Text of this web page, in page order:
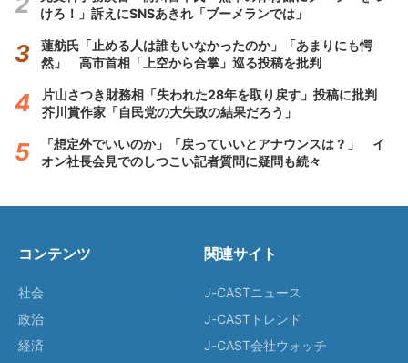
けろ！」訴えにSNSあきれ「ブーメランでは」
蓮舫氏「止める人は誰もいなかったのか」「あまりにも愕
然」 高市首相「上空から合掌」巡る投稿を批判
片山さつき財務相「失われた28年を取り戻す」投稿に批判
芥川賞作家「自民党の大失政の結果だろう」
「想定外でいいのか」「戻っていいとアナウンスは？」 イ
オン社長会見でのしつこい記者質問に疑問も続々
コンテンツ
社会
政治
経済
関連サイト
J-CASTニュース
J-CASTトレンド
J-CAST会社ウォッチ